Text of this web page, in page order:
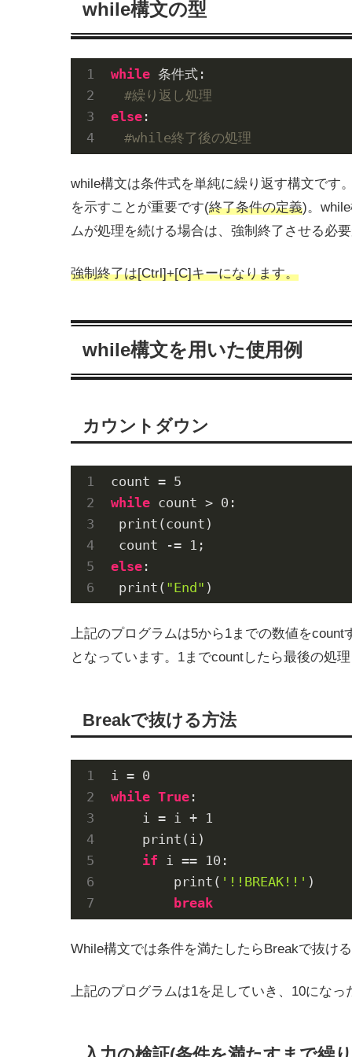
while構文の型
while 条件式:
#繰り返し処理
else:
#while終了後の処理
while構文は条件式を単純に繰り返す構文です
を示すことが重要です(終了条件の定義)。
ムが処理を続ける場合は、強制終了させる必
強制終了は[Ctrl]+[C]キーになります。
while構文を用いた使用例
カウントダウン
count = 5
while count > 0 :
print(count)
count -= 1
else:
print( "End" )
上記のプログラムは5から1までの数値を
となっています。1までcountしたら最後の処
Breakで抜ける方法
i = 0
while True:
    i = i +
1
    print(i)
if i == 10 :
        print(
'!!BREAK!!' )
break
While構文では条件を満たしたらBreakで抜け
上記のプログラムは1を足していき、10にな